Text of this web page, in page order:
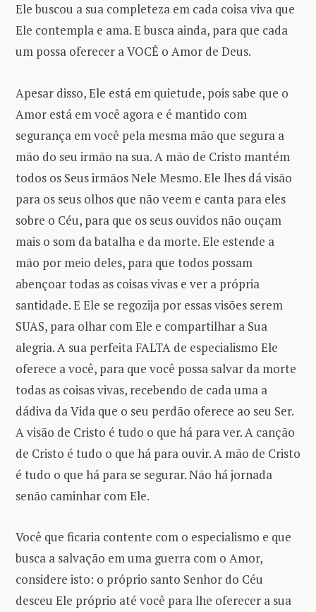
Ele buscou a sua completeza em cada coisa viva que
Ele contempla e ama. E busca ainda, para que cada
um possa oferecer a VOCÊ o Amor de Deus.
Apesar disso, Ele está em quietude, pois sabe que o
Amor está em você agora e é mantido com
segurança em você pela mesma mão que segura a
mão do seu irmão na sua. A mão de Cristo mantém
todos os Seus irmãos Nele Mesmo. Ele lhes dá visão
para os seus olhos que não veem e canta para eles
sobre o Céu, para que os seus ouvidos não ouçam
mais o som da batalha e da morte. Ele estende a
mão por meio deles, para que todos possam
abençoar todas as coisas vivas e ver a própria
santidade. E Ele se regozija por essas visões serem
SUAS, para olhar com Ele e compartilhar a Sua
alegria. A sua perfeita FALTA de especialismo Ele
oferece a você, para que você possa salvar da morte
todas as coisas vivas, recebendo de cada uma a
dádiva da Vida que o seu perdão oferece ao seu Ser.
A visão de Cristo é tudo o que há para ver. A canção
de Cristo é tudo o que há para ouvir. A mão de Cristo
é tudo o que há para se segurar. Não há jornada
senão caminhar com Ele.
Você que ficaria contente com o especialismo e que
busca a salvação em uma guerra com o Amor,
considere isto: o próprio santo Senhor do Céu
desceu Ele próprio até você para lhe oferecer a sua